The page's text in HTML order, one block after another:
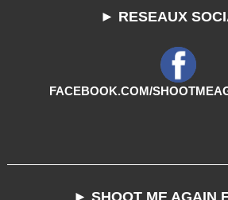
► RESEAUX
FACEBOOK.COM/